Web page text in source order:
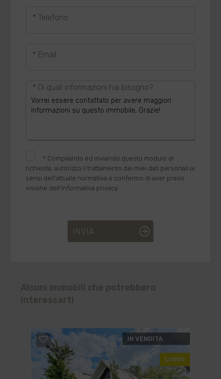
* Telefono
* Email
* Di quali informazioni hai bisogno?
* Compilando ed inviando questo modulo di
richiesta, autorizzo il trattamento dei miei dati personali ai
sensi dell'attuale normativa e confermo di aver preso
visione dell'informativa privacy.
INVIA
Alcuni immobili che potrebbero
interessarti
IN VENDITA
LUSSO